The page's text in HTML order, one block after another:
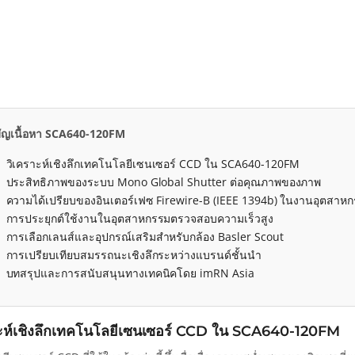
เนื้อหา SCA640-120FM
วิเคราะห์เชิงลึกเทคโนโลยีเซนเซอร์ CCD ใน SCA640-120FM
ประสิทธิภาพของระบบ Mono Global Shutter ต่อคุณภาพของภาพ
ความได้เปรียบของอินเตอร์เฟซ Firewire-B (IEEE 1394b) ในงานอุตสาห
การประยุกต์ใช้งานในอุตสาหกรรมตรวจสอบความเร็วสูง
การเลือกเลนส์และอุปกรณ์เสริมสำหรับกล้อง Basler Scout
การเปรียบเทียบสมรรถนะเชิงลึกระหว่างแบรนด์ชั้นนำ
บทสรุปและการสนับสนุนทางเทคนิคโดย imRN Asia
ห์เชิงลึกเทคโนโลยีเซนเซอร์ CCD ใน SCA640-120FM